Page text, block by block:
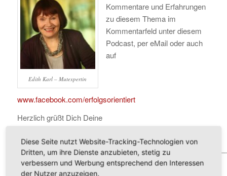
Edith Karl – Mutexpertin
Kommentare und Erfahrungen
zu diesem Thema im
Kommentarfeld unter diesem
Podcast, per eMail oder auch
auf
www.facebook.com/erfolgsorientiert
Herzlich grüßt Dich Deine
Abonniere den Podcastkanal dann bist Du immer
Diese Seite nutzt Website-Tracking-Technologien von
Dritten, um ihre Dienste anzubieten, stetig zu
verbessern und Werbung entsprechend den Interessen
der Nutzer anzuzeigen.